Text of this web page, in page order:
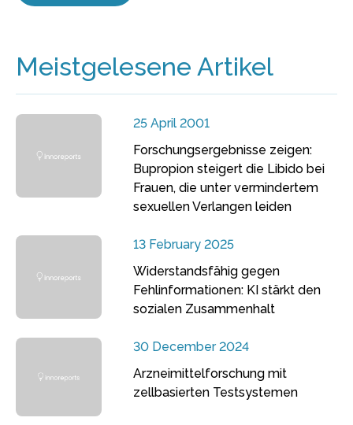
Meistgelesene Artikel
25 April 2001
Forschungsergebnisse zeigen:
Bupropion steigert die Libido bei
Frauen, die unter vermindertem
sexuellen Verlangen leiden
13 February 2025
Widerstandsfähig gegen
Fehlinformationen: KI stärkt den
sozialen Zusammenhalt
30 December 2024
Arzneimittelforschung mit
zellbasierten Testsystemen